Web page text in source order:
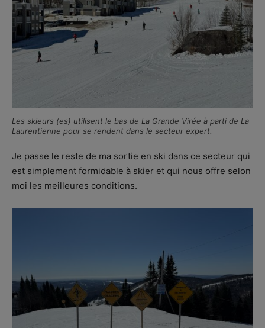
Les skieurs (es) utilisent le bas de La Grande Virée à parti de La
Laurentienne pour se rendent dans le secteur expert.
Je passe le reste de ma sortie en ski dans ce secteur qui
est simplement formidable à skier et qui nous offre selon
moi les meilleures conditions.